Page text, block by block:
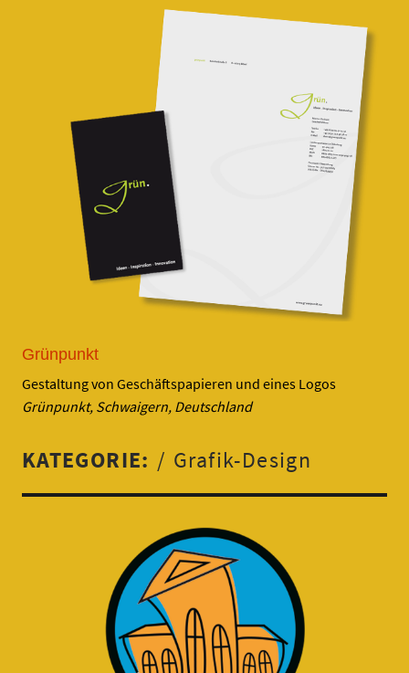
Grünpunkt
Gestaltung von Geschäftspapieren und eines Logos
Grünpunkt, Schwaigern, Deutschland
KATEGORIE: Grafik-Design